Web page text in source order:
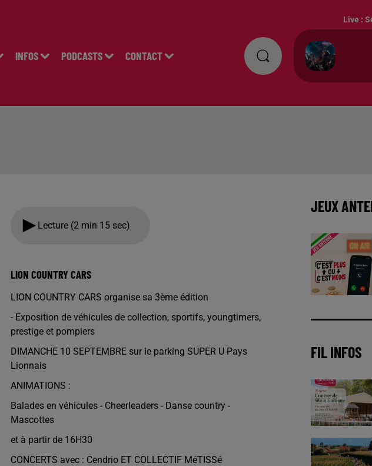
INFOS PODCASTS CONTACT
Live :
Lecture (2 min 15 sec)
LION COUNTRY CARS
LION COUNTRY CARS organise sa 3ème édition
- Exposition de véhicules de collection, sportifs, youngtimers,
prestige et pompiers
DIMANCHE 10 SEPTEMBRE sur le parking SUPER U Pays
Lionnais
ANIMATIONS :
Balades en véhicules - Cheerleaders - Danse country -
Mascottes
et à partir de 16H30
CONCERTS avec : Cendrio ET COLLECTIF MéTISSé
JEUX
FIL INFOS